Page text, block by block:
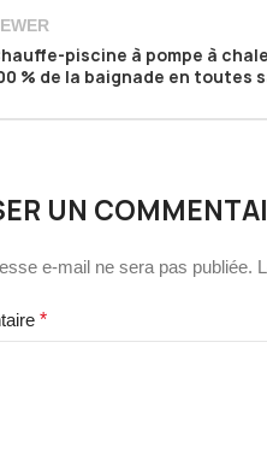
piscine à pompe à
% de la baignade en toutes
UN
e-mail ne sera pas publiée.
*